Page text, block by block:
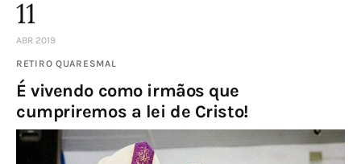
11
ABR 2019
RETIRO QUARESMAL
É vivendo como irmãos que
cumpriremos a lei de Cristo!